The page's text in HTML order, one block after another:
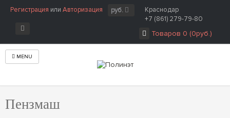
Регистрация или Авторизация руб.
Краснодар
+7 (861) 279-79-80
Товаров 0 (0руб.)
MENU
Пензмаш